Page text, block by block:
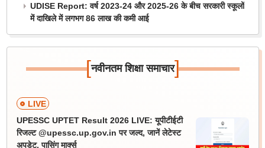
UDISE Report: वर्ष 2023-24 और 2025-26 के बीच सरकारी स्कूलों
में दाखिले में लगभग 86 लाख की कमी आई
[नवीनतम शिक्षा समाचार]
LIVE
UPESSC UPTET Result 2026 LIVE: यूपीटीईटी
रिजल्ट @upessc.up.gov.in पर जल्द, जानें लेटेस्ट
अपडेट, पासिंग मार्क्स